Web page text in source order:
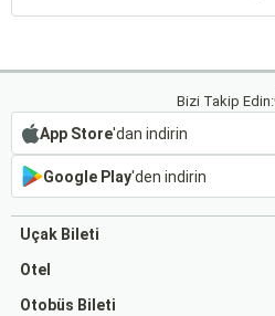
Bizi Takip Edin:
App Store'dan indirin
Google Play'den indirin
Uçak Bileti
Otel
Otobüs Bileti